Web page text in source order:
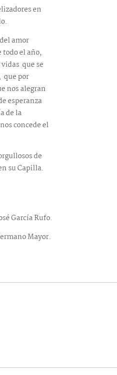
en
amor
el año,
que se
que por
nos alegran
esperanza
de la
concede el
de
su Capilla.
García Rufo.
Mayor.